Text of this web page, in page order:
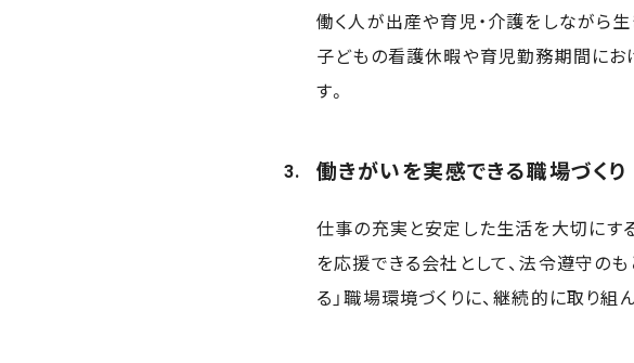
働く人が出産や育児・介護をしながら
子どもの看護休暇や育児勤務期間にお
す。
働きがいを実感できる職場づくり
仕事の充実と安定した生活を大切にす
を応援できる会社として、法令遵守の
る」職場環境づくりに、継続的に取り組